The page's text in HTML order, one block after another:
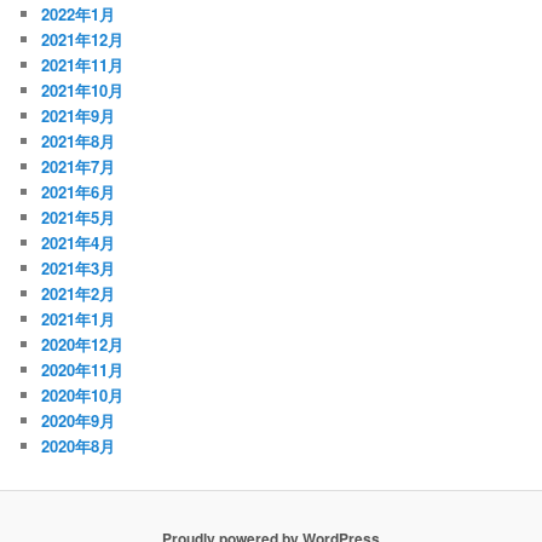
2022年1月
2021年12月
2021年11月
2021年10月
2021年9月
2021年8月
2021年7月
2021年6月
2021年5月
2021年4月
2021年3月
2021年2月
2021年1月
2020年12月
2020年11月
2020年10月
2020年9月
2020年8月